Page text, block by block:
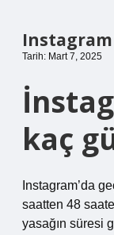
Instagram
Tarih: Mart 7, 2025
kaç
Instagram’da
saatten 48
yasağın süresi